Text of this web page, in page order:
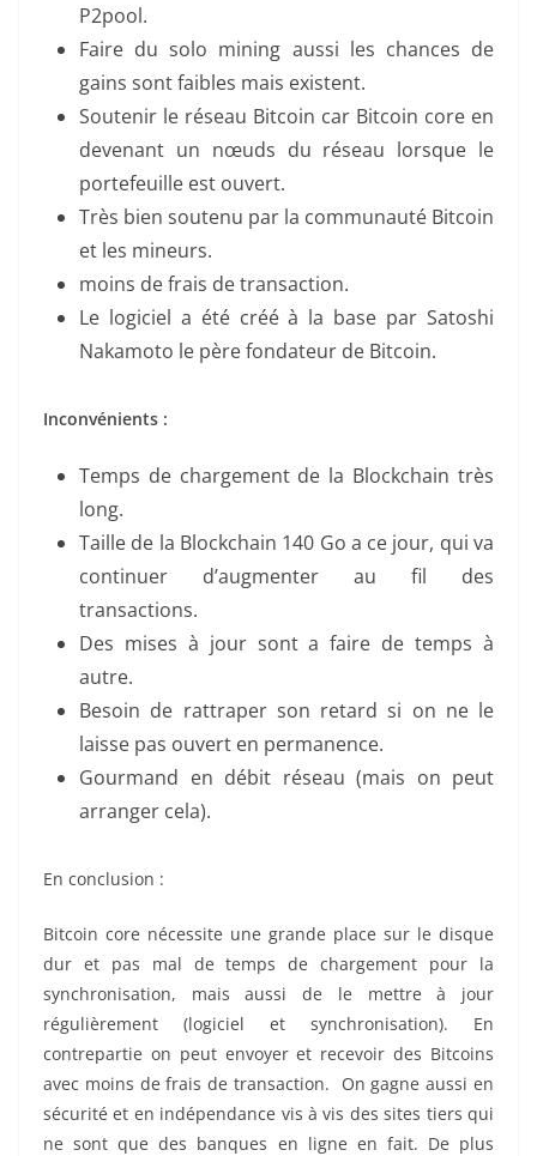
P2pool.
Faire du solo mining aussi les chances de
gains sont faibles mais existent.
Soutenir le réseau Bitcoin car Bitcoin core en
devenant un nœuds du réseau lorsque le
portefeuille est ouvert.
Très bien soutenu par la communauté Bitcoin
et les mineurs.
moins de frais de transaction.
Le logiciel a été créé à la base par Satoshi
Nakamoto le père fondateur de Bitcoin.
Inconvénients :
Temps de chargement de la Blockchain très
long.
Taille de la Blockchain 140 Go a ce jour, qui va
continuer d’augmenter au fil des
transactions.
Des mises à jour sont a faire de temps à
autre.
Besoin de rattraper son retard si on ne le
laisse pas ouvert en permanence.
Gourmand en débit réseau (mais on peut
arranger cela).
En conclusion :
Bitcoin core nécessite une grande place sur le disque
dur et pas mal de temps de chargement pour la
synchronisation, mais aussi de le mettre à jour
régulièrement (logiciel et synchronisation). En
contrepartie on peut envoyer et recevoir des Bitcoins
avec moins de frais de transaction. On gagne aussi en
sécurité et en indépendance vis à vis des sites tiers qui
ne sont que des banques en ligne en fait. De plus